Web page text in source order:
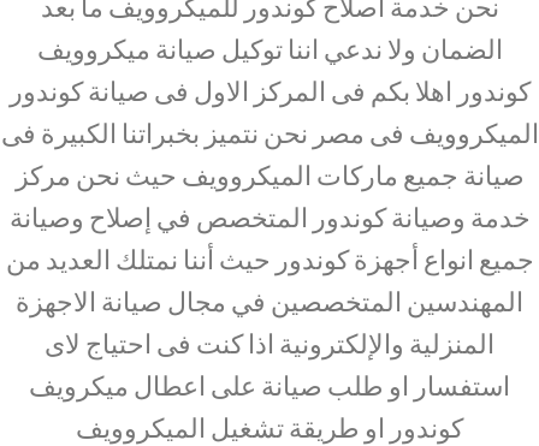
نحن خدمة اصلاح كوندور للميكروويف ما بعد
الضمان ولا ندعي اننا توكيل صيانة ميكروويف
كوندور اهلا بكم فى المركز الاول فى صيانة كوندور
الميكروويف فى مصر نحن نتميز بخبراتنا الكبيرة فى
صيانة جميع ماركات الميكروويف حيث نحن مركز
خدمة وصيانة كوندور المتخصص في إصلاح وصيانة
جميع انواع أجهزة كوندور حيث أننا نمتلك العديد من
المهندسين المتخصصين في مجال صيانة الاجهزة
المنزلية والإلكترونية اذا كنت فى احتياج لاى
استفسار او طلب صيانة على اعطال ميكرويف
كوندور او طريقة تشغيل الميكروويف